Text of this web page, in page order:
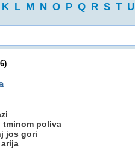
K L M N O P Q R S T U
tminom poliva
jos gori